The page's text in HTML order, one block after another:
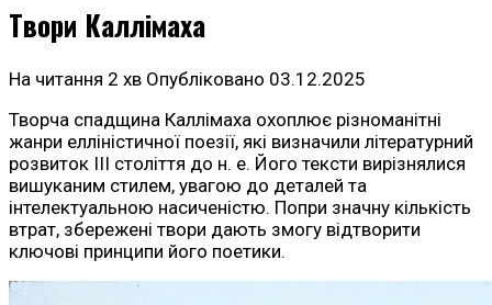
Твори Каллімаха
На читання 2 хв Опубліковано 03.12.2025
Творча спадщина Каллімаха охоплює різноманітні
жанри елліністичної поезії, які визначили літературний
розвиток III століття до н. е. Його тексти вирізнялися
вишуканим стилем, увагою до деталей та
інтелектуальною насиченістю. Попри значну кількість
втрат, збережені твори дають змогу відтворити
ключові принципи його поетики.